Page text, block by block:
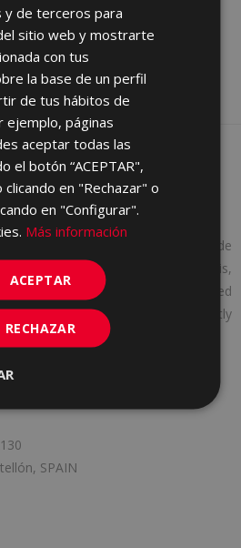
in 1971 with a clear idea: to provide
they needed. And to achieve this,
each client, offering personalized
market trends and constantly
more every day.
SPAIN
ENGLISH
GERMAN
y de terceros para
sitio web y mostrarte
con tus
la base de un perfil
de tus hábitos de
ejemplo, páginas
aceptar todas las
el botón “ACEPTAR",
clicando en "Rechazar" o
en "Configurar".
Más información
ACEPTAR
RECHAZAR